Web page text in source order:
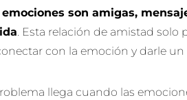
emociones son amigas,
. Esta relación de amistad
con la emoción y darle
llega cuando las